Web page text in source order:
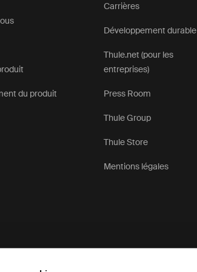
du produit
Carrières
Développement durable
Thule.net (pour les
entreprises)
Press Room
Thule Group
Thule Store
Mentions légales